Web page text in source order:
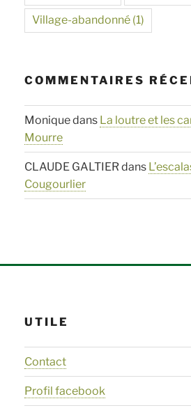
Village-abandonné (1)
COMMENTAIRES
Moniquedans La loutre et les
Mourre
CLAUDE GALTIERdans
Cougourlier
UTILE
Contact
Profil facebook